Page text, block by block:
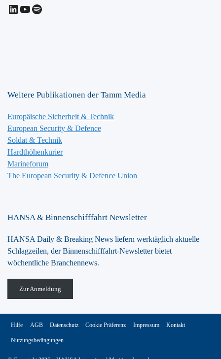
LinkedIn
YouTube
Spotify
Weitere Publikationen der Tamm Media
Europäische Sicherheit & Technik
European Security & Defence
Soldat & Technik
Hardthöhenkurier
Marineforum
The European Security & Defence Union
HANSA & Binnenschifffahrt Newsletter
HANSA Daily & Breaking News liefern werktäglich aktuelle
Schlagzeilen, der Binnenschifffahrt-Newsletter bietet
wöchentliche Branchennews.
Zur Anmeldung
Hilfe AGB Datenschutz Cookie Präferenz Impressum Kontakt
Nutzungsbedingungen